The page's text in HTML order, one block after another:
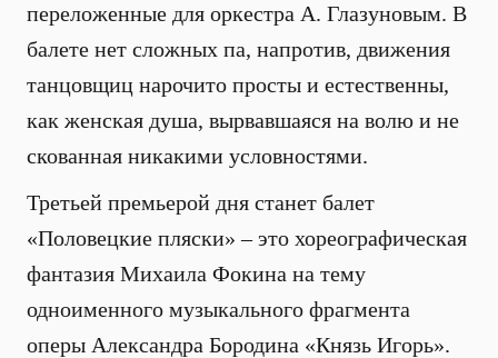
переложенные для оркестра А. Глазуновым. В
балете нет сложных па, напротив, движения
танцовщиц нарочито просты и естественны,
как женская душа, вырвавшаяся на волю и не
скованная никакими условностями.
Третьей премьерой дня станет балет
«Половецкие пляски» – это хореографическая
фантазия Михаила Фокина на тему
одноименного музыкального фрагмента
оперы Александра Бородина «Князь Игорь».